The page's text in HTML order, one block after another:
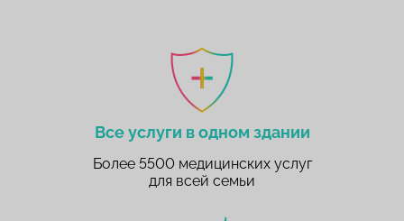
Все услуги в одном здании
Более 5500 медицинских услуг
для всей семьи